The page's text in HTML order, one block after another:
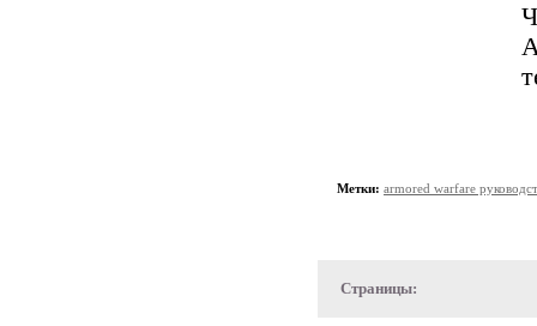
Метки: armored warfare
Страницы: